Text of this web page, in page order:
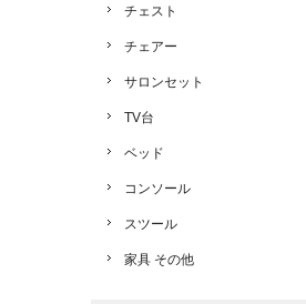
チェスト
チェアー
サロンセット
TV台
ベッド
コンソール
スツール
家具 その他